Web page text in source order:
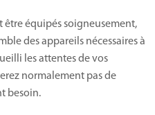
être équipés soigneusement,
des appareils nécessaires à
les attentes de vos
normalement pas de
besoin.